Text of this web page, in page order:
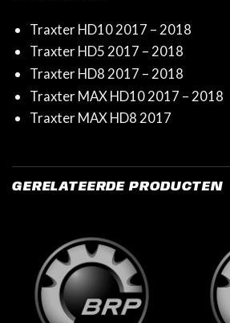
Traxter HD10 2017 – 2018
Traxter HD5 2017 – 2018
Traxter HD8 2017 – 2018
Traxter MAX HD10 2017 – 2018
Traxter MAX HD8 2017
GERELATEERDE PRODUCTEN